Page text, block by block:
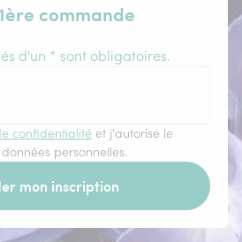
commande
d'un * sont obligatoires.
confidentialité et j'autorise le
personnelles.
mon inscription